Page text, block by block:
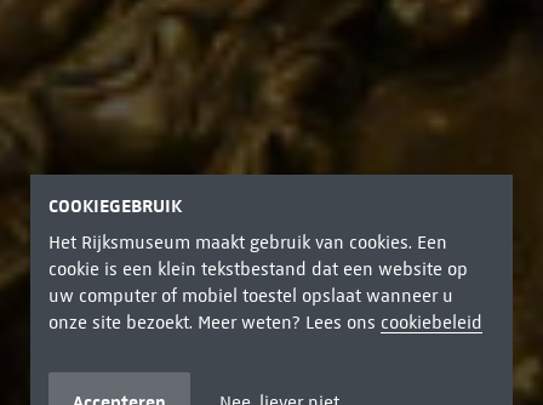
COOKIEGEBRUIK
Het Rijksmuseum maakt gebruik van cookies. Een
cookie is een klein tekstbestand dat een website op
uw computer of mobiel toestel opslaat wanneer u
onze site bezoekt. Meer weten? Lees ons cookiebeleid